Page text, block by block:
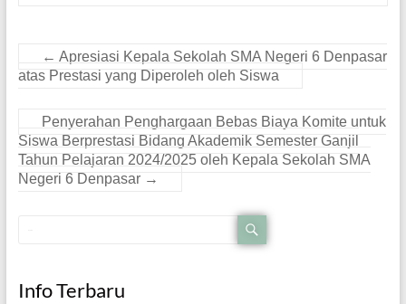
← Apresiasi Kepala Sekolah SMA Negeri 6 Denpasar
atas Prestasi yang Diperoleh oleh Siswa
Penyerahan Penghargaan Bebas Biaya Komite untuk
Siswa Berprestasi Bidang Akademik Semester Ganjil
Tahun Pelajaran 2024/2025 oleh Kepala Sekolah SMA
Negeri 6 Denpasar →
Info Terbaru